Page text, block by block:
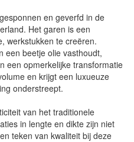
en geverfd in de
Het garen is een
werkstukken te creëren.
een beetje olie vasthoudt,
een opmerkelijke transformatie
en krijgt een luxueuze
onderstreept.
van het traditionele
in lengte en dikte zijn niet
teken van kwaliteit bij deze